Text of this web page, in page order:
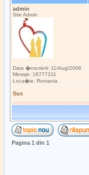
admin
Site Admin
Data �nscrierii: 11/Aug/2006
Mesaje: 16777211
Loca�ie: Romania
Sus
Pagina 1 din 1